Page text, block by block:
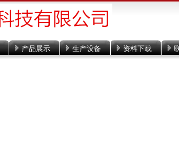
产品展示 生产设备 资料下载